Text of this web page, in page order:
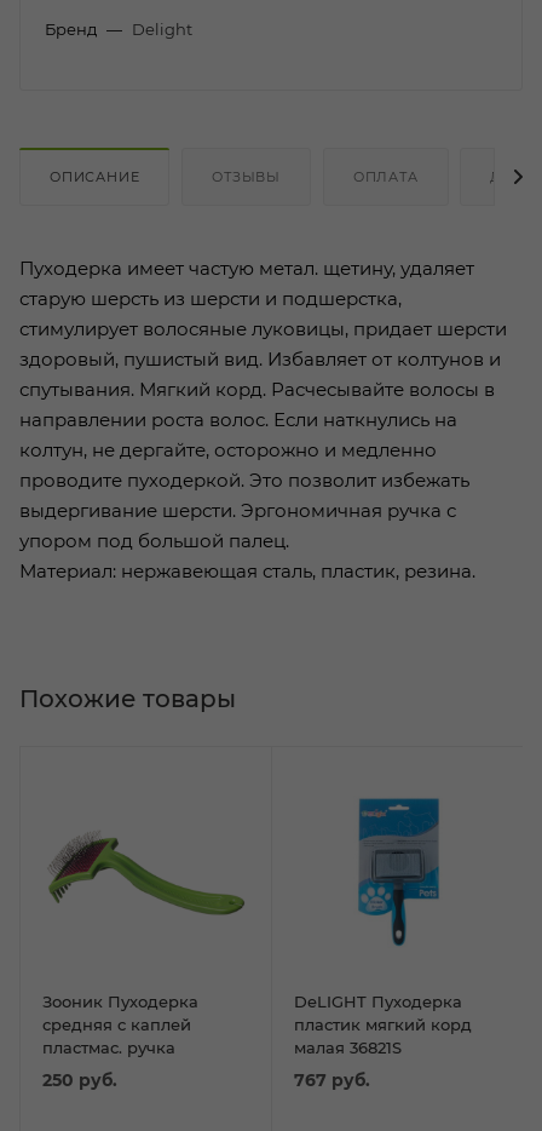
Бренд — Delight
ОПИСАНИЕ ОТЗЫВЫ ОПЛАТА
Пуходерка имеет частую метал. щетину, удаляет
старую шерсть из шерсти и подшерстка,
стимулирует волосяные луковицы, придает шерсти
здоровый, пушистый вид. Избавляет от колтунов и
спутывания. Мягкий корд. Расчесывайте волосы в
направлении роста волос. Если наткнулись на
колтун, не дергайте, осторожно и медленно
проводите пуходеркой. Это позволит избежать
выдергивание шерсти. Эргономичная ручка с
упором под большой палец.
Материал: нержавеющая сталь, пластик, резина.
Зооник Пуходерка
средняя с каплей
пластмас. ручка
250 руб.
DeLIGHT Пуходерка
пластик мягкий корд
малая 36821S
767 руб.
Похожие товары